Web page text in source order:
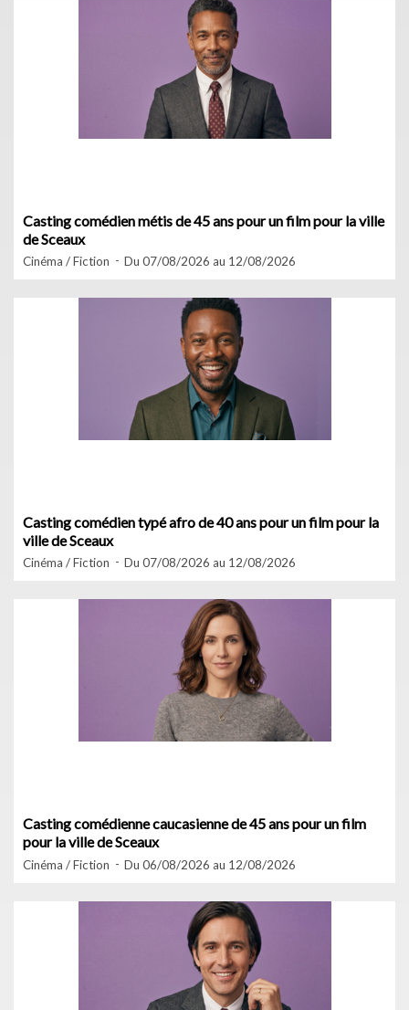
Casting comédien métis de 45 ans pour un film pour la ville
de Sceaux
Cinéma / Fiction Du 07/08/2026 au 12/08/2026
Casting comédien typé afro de 40 ans pour un film pour la
ville de Sceaux
Cinéma / Fiction Du 07/08/2026 au 12/08/2026
Casting comédienne caucasienne de 45 ans pour un film
pour la ville de Sceaux
Cinéma / Fiction Du 06/08/2026 au 12/08/2026